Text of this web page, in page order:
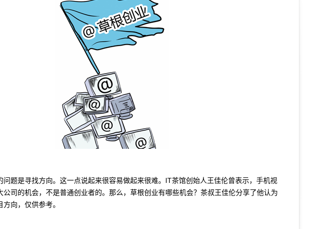
问题是寻找方向。这一点说起来很容易做起来很难。IT茶馆创始人王佳伦曾表示，手机视
公司的机会，不是普通创业者的。那么，草根创业有哪些机会？茶叔王佳伦分享了他认为
向，仅供参考。